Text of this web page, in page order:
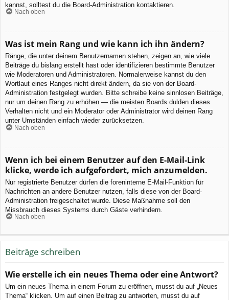
kannst, solltest du die Board-Administration kontaktieren.
Nach oben
Was ist mein Rang und wie kann ich ihn ändern?
Ränge, die unter deinem Benutzernamen stehen, zeigen an, wie viele
Beiträge du bislang erstellt hast oder identifizieren bestimmte Benutzer
wie Moderatoren und Administratoren. Normalerweise kannst du den
Wortlaut eines Ranges nicht direkt ändern, da sie von der Board-
Administration festgelegt wurden. Bitte schreibe keine sinnlosen Beiträge,
nur um deinen Rang zu erhöhen — die meisten Boards dulden dieses
Verhalten nicht und ein Moderator oder Administrator wird deinen Rang
unter Umständen einfach wieder zurücksetzen.
Nach oben
Wenn ich bei einem Benutzer auf den E-Mail-Link
klicke, werde ich aufgefordert, mich anzumelden.
Nur registrierte Benutzer dürfen die foreninterne E-Mail-Funktion für
Nachrichten an andere Benutzer nutzen, falls diese von der Board-
Administration freigeschaltet wurde. Diese Maßnahme soll den
Missbrauch dieses Systems durch Gäste verhindern.
Nach oben
Beiträge schreiben
Wie erstelle ich ein neues Thema oder eine Antwort?
Um ein neues Thema in einem Forum zu eröffnen, musst du auf „Neues
Thema“ klicken. Um auf einen Beitrag zu antworten, musst du auf